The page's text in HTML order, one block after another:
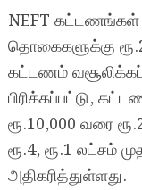
NEFT கட்டணங்கள்
தொகைகளுக்கு
கட்டணம்
பிரிக்கப்பட்டு,
ரூ.10,000 வரை
ரூ.4, ரூ.1 லட்சம்
அதிகரித்துள்ளது.